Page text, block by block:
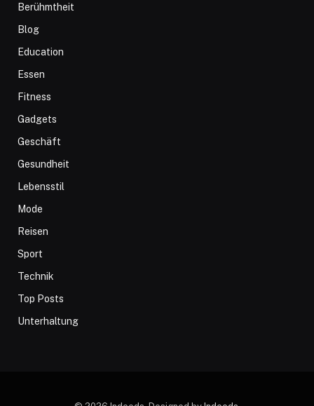
Berühmtheit
Blog
Education
Essen
Fitness
Gadgets
Geschäft
Gesundheit
Lebensstil
Mode
Reisen
Sport
Technik
Top Posts
Unterhaltung